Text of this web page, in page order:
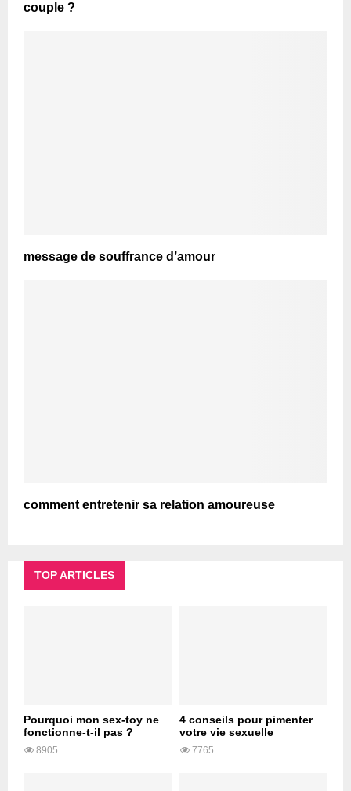
couple ?
message de souffrance d’amour
comment entretenir sa relation amoureuse
TOP ARTICLES
Pourquoi mon sex-toy ne
fonctionne-t-il pas ?
8905
4 conseils pour pimenter
votre vie sexuelle
7765